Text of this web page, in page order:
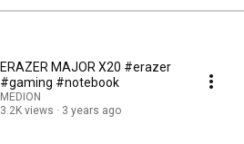
ERAZER MAJOR X20 #erazer
#gaming #notebook
MEDION
3.2K views
3 years ago